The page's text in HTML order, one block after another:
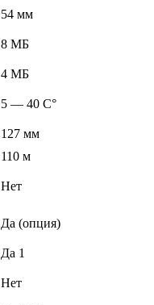
54 мм
8 МБ
4 МБ
5 — 40 C°
127 мм
110 м
Нет
Да (опция)
Да 1
Нет